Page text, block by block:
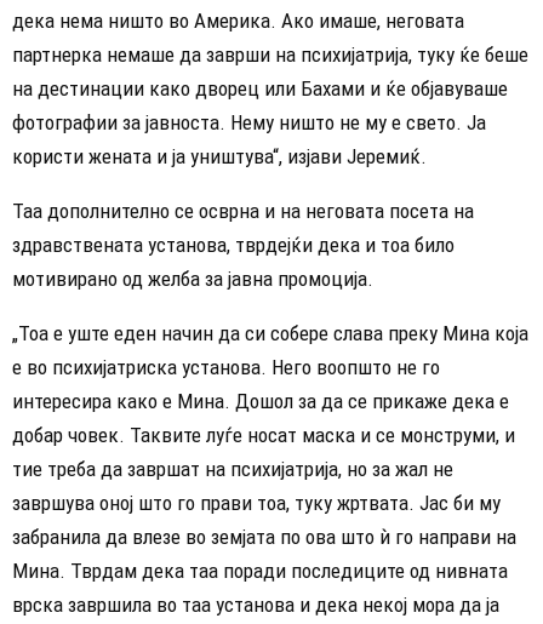
дека нема ништо во Америка. Ако имаше, неговата
партнерка немаше да заврши на психијатрија, туку ќе беше
на дестинации како дворец или Бахами и ќе објавуваше
фотографии за јавноста. Нему ништо не му е свето. Ја
користи жената и ја уништува“, изјави Јеремиќ.
Таа дополнително се осврна и на неговата посета на
здравствената установа, тврдејќи дека и тоа било
мотивирано од желба за јавна промоција.
„Тоа е уште еден начин да си собере слава преку Мина која
е во психијатриска установа. Него воопшто не го
интересира како е Мина. Дошол за да се прикаже дека е
добар човек. Таквите луѓе носат маска и се монструми, и
тие треба да завршат на психијатрија, но за жал не
завршува оној што го прави тоа, туку жртвата. Јас би му
забранила да влезе во земјата по ова што ѝ го направи на
Мина. Тврдам дека таа поради последиците од нивната
врска завршила во таа установа и дека некој мора да ја